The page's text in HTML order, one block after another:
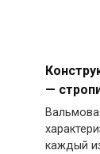
—
каждый